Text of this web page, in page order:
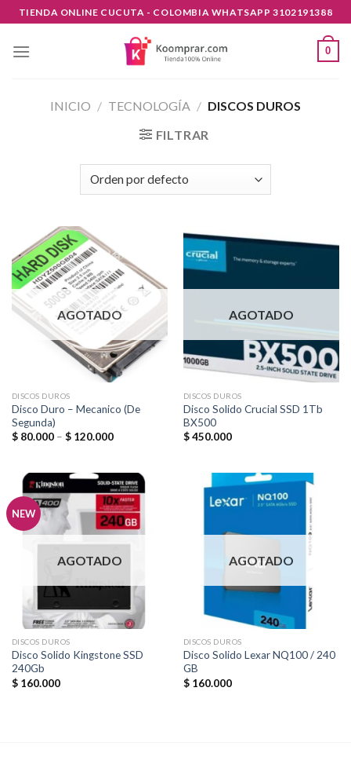
Skip
to
content
TIENDA ONLINE CUCUTA - COLOMBIA WHATSAPP 3102191388
0
INICIO / TECNOLOGÍA / DISCOS DUROS
FILTRAR
AGOTADO
DISCOS DUROS
Disco Duro – Mecanico (De
Segunda)
$80.000– $120.000
AGOTADO
DISCOS DUROS
Disco Solido Crucial SSD 1Tb
BX500
$450.000
NEW
AGOTADO
DISCOS DUROS
Disco Solido Kingstone SSD
240Gb
$160.000
AGOTADO
DISCOS DUROS
Disco Solido Lexar NQ100 / 240
GB
$160.000